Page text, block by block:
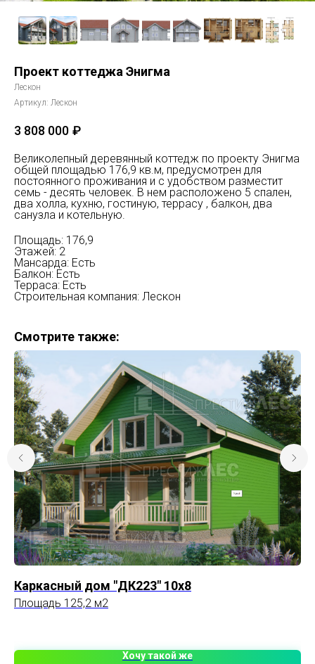
Проект коттеджа Энигма
Лескон
Артикул: Лескон
3 808 000 ₽
Великолепный деревянный коттедж по проекту Энигма
общей площадью 176,9 кв.м, предусмотрен для
постоянного проживания и с удобством разместит
семь - десять человек. В нем расположено 5 спален,
два холла, кухню, гостиную, террасу , балкон, два
санузла и котельную.
Площадь: 176,9
Этажей: 2
Мансарда: Есть
Балкон: Есть
Терраса: Есть
Строительная компания: Лескон
Смотрите также:
Каркасный дом "ДК223" 10x8
Площадь 125,2 м2
Хочу такой же